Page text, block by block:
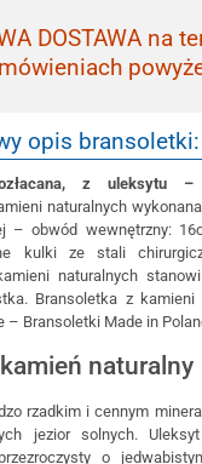
DOSTAWA na
opis bransoletki:
z uleksytu –
naturalnych
– obwód wewnętrzny:
kulki ze stali
naturalnych
Bransoletka z kamieni
– Bransoletki Made in
naturalny
rzadkim i cennym
jezior solnych.
o